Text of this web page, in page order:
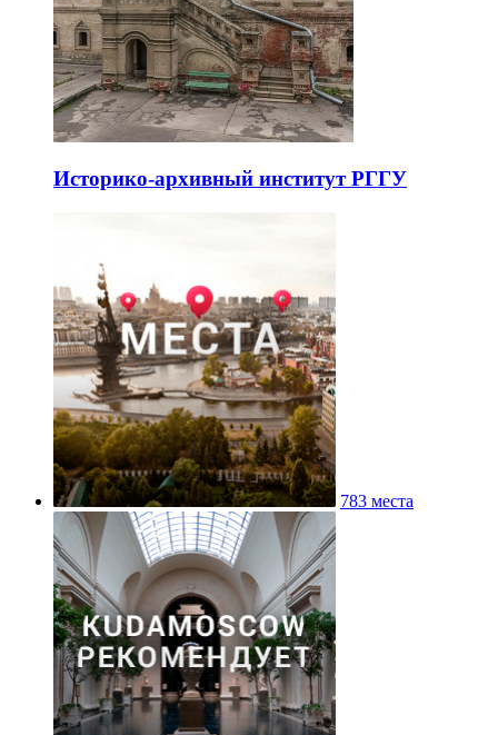
Историко-архивный институт РГГУ
783 места